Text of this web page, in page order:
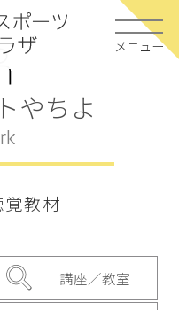
メニュー
やちよ
教材
講座／教室